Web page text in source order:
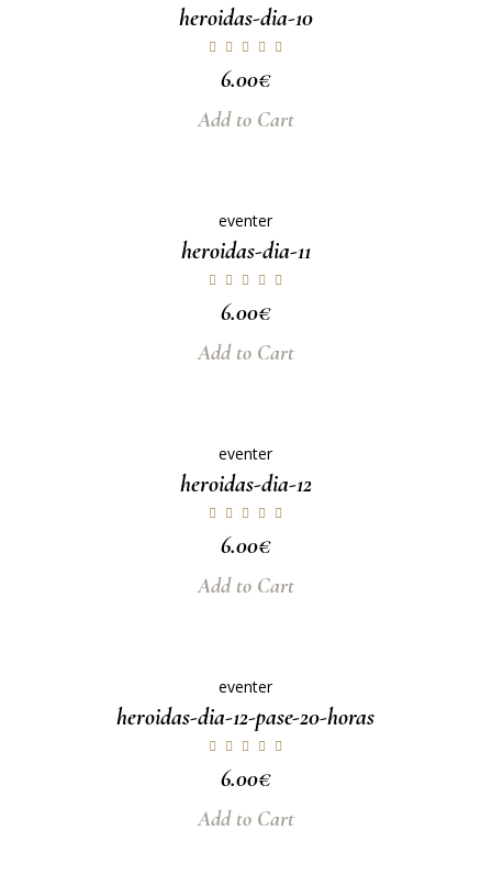
heroidas-dia-10
6.00€
Add to Cart
eventer
heroidas-dia-11
6.00€
Add to Cart
eventer
heroidas-dia-12
6.00€
Add to Cart
eventer
heroidas-dia-12-pase-20-horas
6.00€
Add to Cart